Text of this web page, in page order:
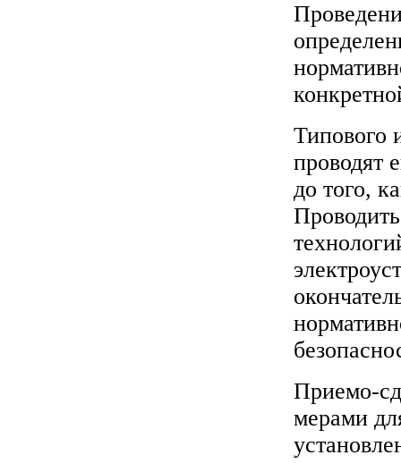
Типового
проводят
до того,
Приемо-
мерами